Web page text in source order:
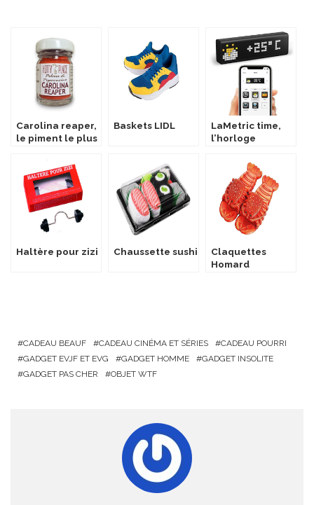
Carolina reaper,
le piment le plus
Baskets LIDL
LaMetric time,
l’horloge
Haltère pour zizi Chaussette sushi
Claquettes
Homard
CADEAU BEAUF CADEAU CINÉMA ET SÉRIES
CADEAU POURRI
GADGET EVJF ET EVG
GADGET HOMME
GADGET INSOLITE
GADGET PAS CHER
OBJET WTF